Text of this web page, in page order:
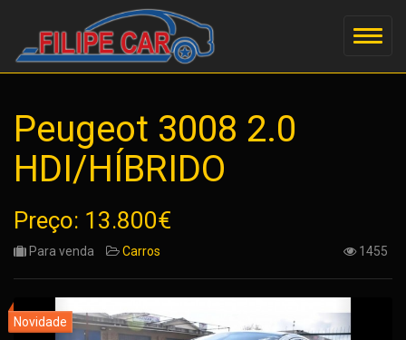
Peugeot 3008 2.0
HDI/HÍBRIDO
Preço: 13.800€
Para venda Carros 1455